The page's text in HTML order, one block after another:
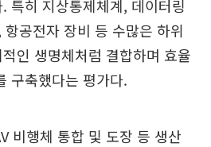
특히 지상통제체계, 데이터링
공전자 장비 등 수많은 하위
인 생명체처럼 결합하며 효율
구축했다는 평가다.
비행체 통합 및 도장 등 생산